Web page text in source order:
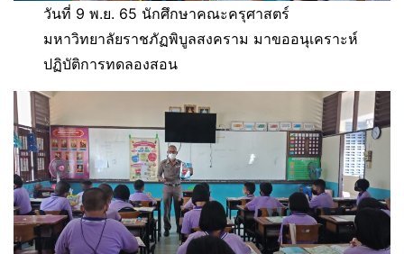
วันที่ 9 พ.ย. 65 นักศึกษาคณะครุศาสตร์
มหาวิทยาลัยราชภัฏพิบูลสงคราม มาขออนุเคราะห์
ปฏิบัติการทดลองสอน